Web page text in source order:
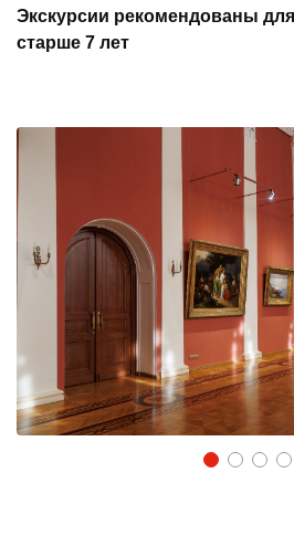
Экскурсии рекомендованы
старше 7 лет
1 2 3 4